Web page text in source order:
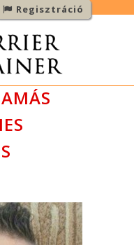
Regisztráció